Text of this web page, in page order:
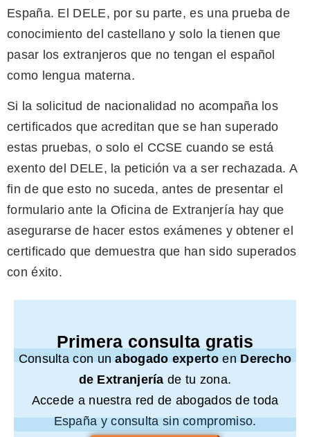
España. El DELE, por su parte, es una prueba de
conocimiento del castellano y solo la tienen que
pasar los extranjeros que no tengan el español
como lengua materna.
Si la solicitud de nacionalidad no acompaña los
certificados que acreditan que se han superado
estas pruebas, o solo el CCSE cuando se está
exento del DELE, la petición va a ser rechazada. A
fin de que esto no suceda, antes de presentar el
formulario ante la Oficina de Extranjería hay que
asegurarse de hacer estos exámenes y obtener el
certificado que demuestra que han sido superados
con éxito.
Primera consulta gratis
Consulta con unabogado expertoen Derecho
de Extranjeríade tu zona.
Accede a nuestra red de abogados de toda
España y consulta sin compromiso.